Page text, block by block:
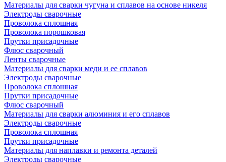
Материалы для сварки чугуна и сплавов на основе никеля
Электроды сварочные
Проволока сплошная
Проволока порошковая
Прутки присадочные
Флюс сварочный
Ленты сварочные
Материалы для сварки меди и ее сплавов
Электроды сварочные
Проволока сплошная
Прутки присадочные
Флюс сварочный
Материалы для сварки алюминия и его сплавов
Электроды сварочные
Проволока сплошная
Прутки присадочные
Материалы для наплавки и ремонта деталей
Электроды сварочные